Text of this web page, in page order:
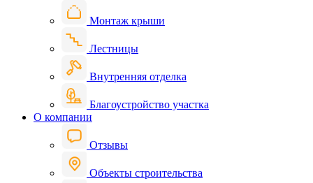
Монтаж крыши
Лестницы
Внутренняя отделка
Благоустройство участка
О компании
Отзывы
Объекты строительства